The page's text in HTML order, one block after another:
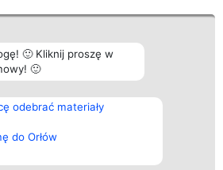
🙂 Kliknij proszę w
🙂
odebrać materiały
do Orłów
Plebiscyt
Laureaci
wszystkich
Laureatów
Regulamin
Kontakt
Kontakt